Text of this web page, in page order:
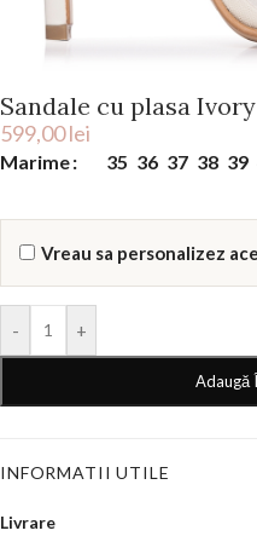
Sandale cu plasa
599,00lei
Marime 35 36 37 38 39
Vreau sa personalizez
- +
Adaugă
INFORMATII UTILE
Livrare